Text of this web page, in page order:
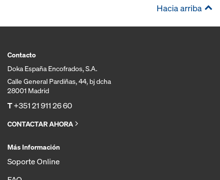
Hacia arriba
Contacto
Doka España Encofrados, S.A.
Calle General Pardiñas, 44, bj dcha
28001 Madrid
T+351 21 911 26 60
CONTACTAR AHORA
Más Información
Soporte Online